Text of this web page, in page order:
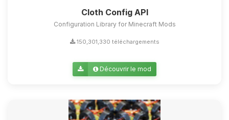
Cloth Config API
Configuration Library for Minecraft Mods
150,301,330 téléchargements
Découvrir le mod